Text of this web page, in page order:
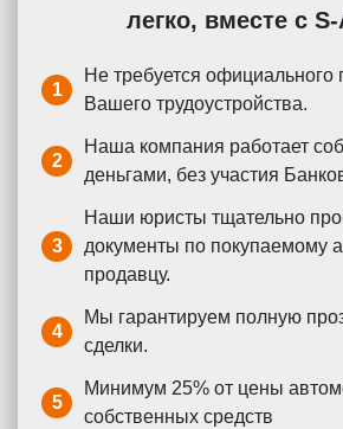
легко, вместе с S-
1
Не требуется официального
Вашего трудоустройства.
2
Наша компания работает
деньгами, без участия
3
Наши юристы тщательно
документы по покупаемому
продавцу.
4
Мы гарантируем полную
сделки.
5
Минимум 25% от цены
собственных средств